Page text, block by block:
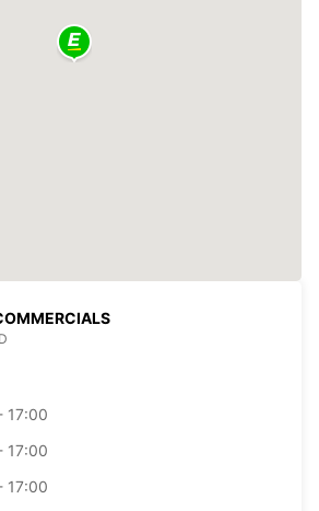
17:00
17:00
17:00